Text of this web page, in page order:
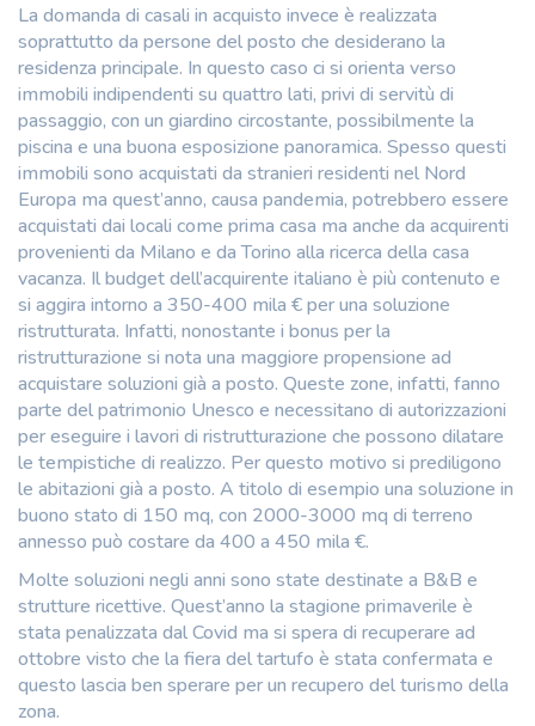
La domanda di casali in acquisto invece è realizzata
soprattutto da persone del posto che desiderano la
residenza principale. In questo caso ci si orienta verso
immobili indipendenti su quattro lati, privi di servitù di
passaggio, con un giardino circostante, possibilmente la
piscina e una buona esposizione panoramica. Spesso questi
immobili sono acquistati da stranieri residenti nel Nord
Europa ma quest’anno, causa pandemia, potrebbero essere
acquistati dai locali come prima casa ma anche da acquirenti
provenienti da Milano e da Torino alla ricerca della casa
vacanza. Il budget dell’acquirente italiano è più contenuto e
si aggira intorno a 350-400 mila € per una soluzione
ristrutturata. Infatti, nonostante i bonus per la
ristrutturazione si nota una maggiore propensione ad
acquistare soluzioni già a posto. Queste zone, infatti, fanno
parte del patrimonio Unesco e necessitano di autorizzazioni
per eseguire i lavori di ristrutturazione che possono dilatare
le tempistiche di realizzo. Per questo motivo si prediligono
le abitazioni già a posto. A titolo di esempio una soluzione in
buono stato di 150 mq, con 2000-3000 mq di terreno
annesso può costare da 400 a 450 mila €.
Molte soluzioni negli anni sono state destinate a B&B e
strutture ricettive. Quest’anno la stagione primaverile è
stata penalizzata dal Covid ma si spera di recuperare ad
ottobre visto che la fiera del tartufo è stata confermata e
questo lascia ben sperare per un recupero del turismo della
zona.